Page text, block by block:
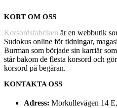
KORT OM OSS
Korsordsfabriken är en webbutik
Sudokus online för tidningar,
Burman som började sin karriär
står bakom de flesta korsord och
korsord på begäran.
KONTAKTA OSS
Adress: Morkullevägen 14